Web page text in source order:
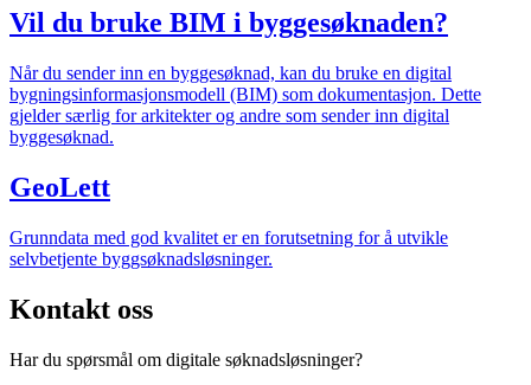
Vil du bruke BIM i byggesøknaden?
Når du sender inn en byggesøknad, kan du bruke en digital
bygningsinformasjonsmodell (BIM) som dokumentasjon. Dette
gjelder særlig for arkitekter og andre som sender inn digital
byggesøknad.
GeoLett
Grunndata med god kvalitet er en forutsetning for å utvikle
selvbetjente byggsøknadsløsninger.
Kontakt oss
Har du spørsmål om digitale søknadsløsninger?